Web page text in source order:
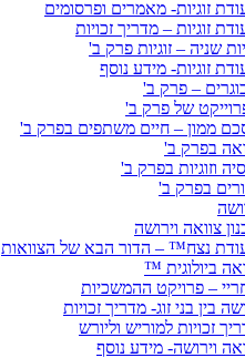
זוגיות- מאמרים ופרסומים
זוגיות – מדריך זכויות
שניה – זוגיות פרק ב'
זוגיות- מידע נוסף
– פרק ב'
של פרק ב'
ממון – חיים משתפים בפרק ב'
בפרק ב'
וזוגיות בפרק ב'
בפרק ב'
צוואה וירושה
נצח™ – הדור הבא של הצוואות
ביולוגית ™
– פרויקט ההמשכיות
בין בני זוג- מדריך זכויות
זכויות למוריש וליורש
וירושה- מידע נוסף